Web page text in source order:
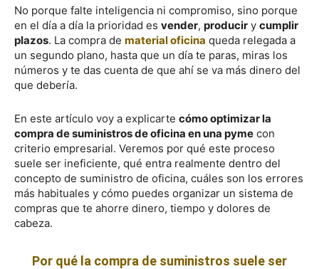
No porque falte inteligencia ni compromiso, sino porque
en el día a día la prioridad es vender, producir y cumplir
plazos. La compra de material oficina queda relegada a
un segundo plano, hasta que un día te paras, miras los
números y te das cuenta de que ahí se va más dinero del
que debería.
En este artículo voy a explicarte cómo optimizar la
compra de suministros de oficina en una pyme con
criterio empresarial. Veremos por qué este proceso
suele ser ineficiente, qué entra realmente dentro del
concepto de suministro de oficina, cuáles son los errores
más habituales y cómo puedes organizar un sistema de
compras que te ahorre dinero, tiempo y dolores de
cabeza.
Por qué la compra de suministros suele ser